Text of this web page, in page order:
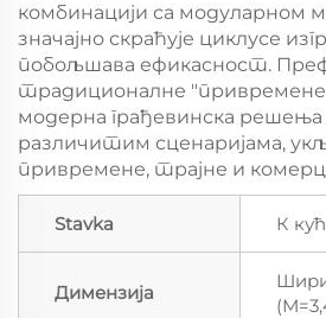
комбинацији са
значајно скраћује циклусе
побољшава ефикасност.
традиционалне "привремене
модерна грађевинска решења
различитим сценаријама,
привремене, трајне и
Stavka К
Димензија